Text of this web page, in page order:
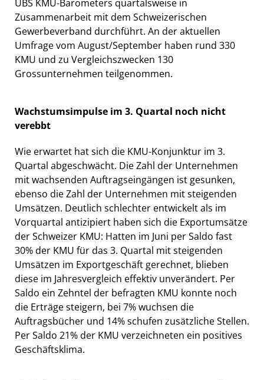
UBS KMU-Barometers quartalsweise in
Zusammenarbeit mit dem Schweizerischen
Gewerbeverband durchführt. An der aktuellen
Umfrage vom August/September haben rund 330
KMU und zu Vergleichszwecken 130
Grossunternehmen teilgenommen.
Wachstumsimpulse im 3. Quartal noch nicht
verebbt
Wie erwartet hat sich die KMU-Konjunktur im 3.
Quartal abgeschwächt. Die Zahl der Unternehmen
mit wachsenden Auftragseingängen ist gesunken,
ebenso die Zahl der Unternehmen mit steigenden
Umsätzen. Deutlich schlechter entwickelt als im
Vorquartal antizipiert haben sich die Exportumsätze
der Schweizer KMU: Hatten im Juni per Saldo fast
30% der KMU für das 3. Quartal mit steigenden
Umsätzen im Exportgeschäft gerechnet, blieben
diese im Jahresvergleich effektiv unverändert. Per
Saldo ein Zehntel der befragten KMU konnte noch
die Erträge steigern, bei 7% wuchsen die
Auftragsbücher und 14% schufen zusätzliche Stellen.
Per Saldo 21% der KMU verzeichneten ein positives
Geschäftsklima.